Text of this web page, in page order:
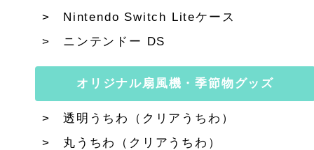
Nintendo Switch Liteケース
ニンテンドー DS
オリジナル扇風機・季節物グッズ
透明うちわ（クリアうちわ）
丸うちわ（クリアうちわ）